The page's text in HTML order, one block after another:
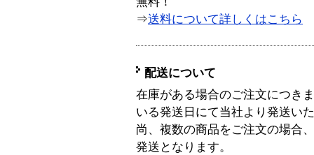
⇒送料について詳しくはこちら
配送について
在庫がある場合のご注文につき
いる発送日にて当社より発送い
尚、複数の商品をご注文の場合
発送となります。